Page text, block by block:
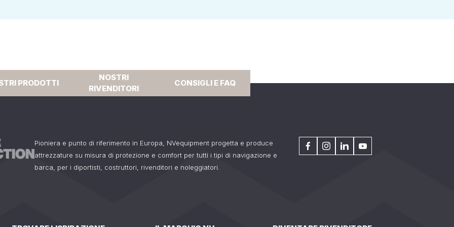
PRODOTTI
NOSTRI
RIVENDITORI
CONSIGLI E FAQ
Pioniera e punto di riferimento in Europa, NVequipment progetta e produce
attrezzature su misura di protezione e comfort per tutti i tipi di navigazione e
barca, per i diportisti, costruttori, rivenditori e noleggiatori.